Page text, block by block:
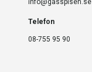
info@gasspisen.se
Telefon
08-755 95 90